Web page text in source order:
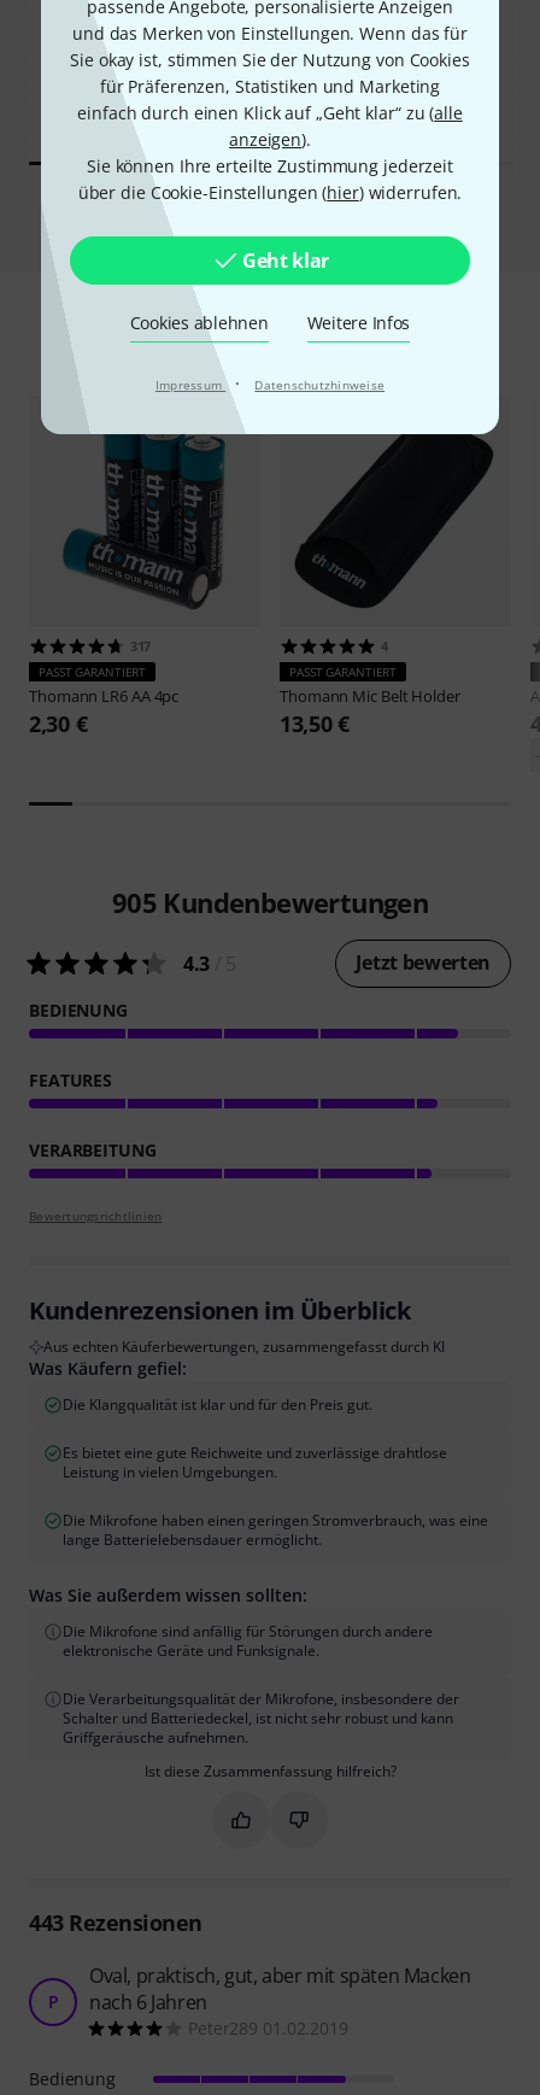
passende Angebote, personalisierte Anzeigen
und das Merken von Einstellungen. Wenn das für
Sie okay ist, stimmen Sie der Nutzung von Cookies
für Präferenzen, Statistiken und Marketing
einfach durch einen Klick auf „Geht klar“ zu (alle
anzeigen).
Sie können Ihre erteilte Zustimmung jederzeit
über die Cookie-Einstellungen (hier) widerrufen.
Geht klar
Cookies ablehnen Weitere Infos
Impressum · Datenschutzhinweise
KAUFTEN
GENAU DIESES PRODUKT
175 €
KAUFTEN
the t.bone freeU Twin HT
863
198 €
Vergleichen
Zubehör & passende Artikel
317
PASST GARANTIERT
Thomann LR6 AA 4pc
2,30 €
4
PASST GARANTIERT
Thomann Mic Belt Holder
13,50 €
905 Kundenbewertungen
4.3 Jetzt bewerten
BEDIENUNG
FEATURES
VERARBEITUNG
Bewertungsrichtlinien
Kundenrezensionen im Überblick
Aus echten Käuferbewertungen, zusammengefasst durch KI
Was Käufern gefiel:
Die Klangqualität ist klar und für den Preis gut.
Es bietet eine gute Reichweite und zuverlässige drahtlose
Leistung in vielen Umgebungen.
Die Mikrofone haben einen geringen Stromverbrauch, was eine
lange Batterielebensdauer ermöglicht.
Was Sie außerdem wissen sollten:
Die Mikrofone sind anfällig für Störungen durch andere
elektronische Geräte und Funksignale.
Die Verarbeitungsqualität der Mikrofone, insbesondere der
Schalter und Batteriedeckel, ist nicht sehr robust und kann
Griffgeräusche aufnehmen.
Ist diese Zusammenfassung hilfreich?
Markieren Sie diese
Markieren Sie diese
443Rezensionen
P
Oval, praktisch, gut, aber mit späten Macken
nach 6 Jahren
Peter289 01.02.2019
Bedienung